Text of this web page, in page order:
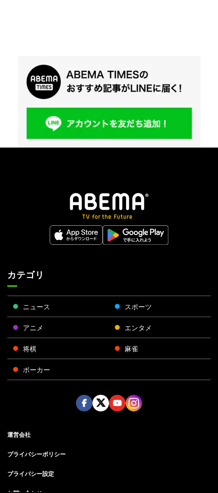
カテゴリ
ニュース スポーツ
アニメ エンタメ
将棋 麻雀
ポーカー
運営会社
プライバシーポリシー
プライバシー設定